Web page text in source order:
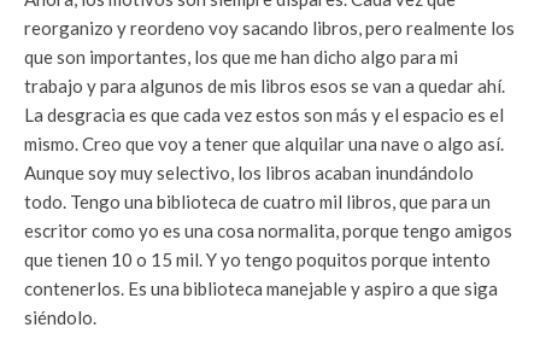
reorganizo y reordeno voy sacando libros, pero realmente los
que son importantes, los que me han dicho algo para mi
trabajo y para algunos de mis libros esos se van a quedar ahí.
La desgracia es que cada vez estos son más y el espacio es el
mismo. Creo que voy a tener que alquilar una nave o algo así.
Aunque soy muy selectivo, los libros acaban inundándolo
todo. Tengo una biblioteca de cuatro mil libros, que para un
escritor como yo es una cosa normalita, porque tengo amigos
que tienen 10 o 15 mil. Y yo tengo poquitos porque intento
contenerlos. Es una biblioteca manejable y aspiro a que siga
siéndolo.